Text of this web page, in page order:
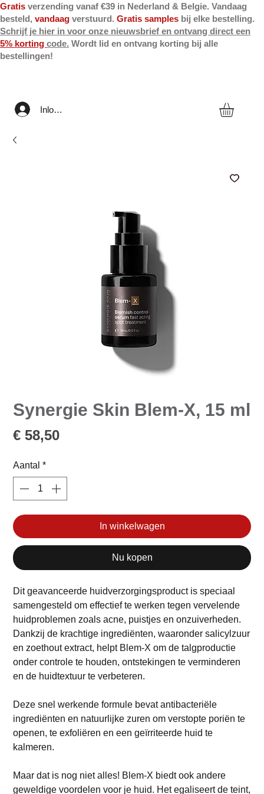
Gratis verzending vanaf €39 in Nederland & Belgie. Vandaag
besteld, vandaag verstuurd. Gratis samples bij elke bestelling.
Schrijf je hier in voor onze nieuwsbrief en ontvang direct een
5% korting code. Wordt lid en ontvang korting bij alle
bestellingen!
Inloggen
Synergie Skin Blem-X, 15 ml
€ 58,50Prijs
Aantal *
In winkelwagen
Nu kopen
Dit geavanceerde huidverzorgingsproduct is speciaal
samengesteld om effectief te werken tegen vervelende
huidproblemen zoals acne, puistjes en onzuiverheden.
Dankzij de krachtige ingrediënten, waaronder salicylzuur
en zoethout extract, helpt Blem-X om de talgproductie
onder controle te houden, ontstekingen te verminderen
en de huidtextuur te verbeteren.
Deze snel werkende formule bevat antibacteriële
ingrediënten en natuurlijke zuren om verstopte poriën te
openen, te exfoliëren en een geïrriteerde huid te
kalmeren.
Maar dat is nog niet alles! Blem-X biedt ook andere
geweldige voordelen voor je huid. Het egaliseert de teint,